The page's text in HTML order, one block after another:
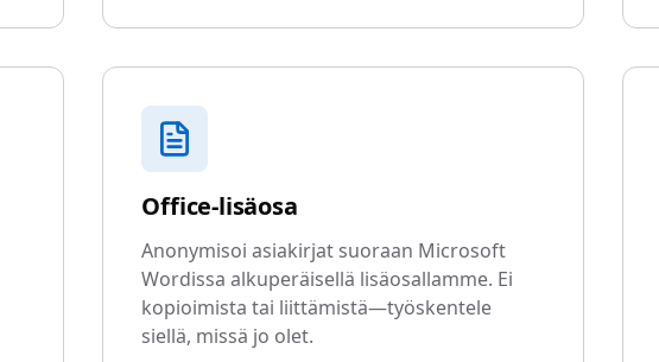
Office-lisäosa
Anonymisoi asiakirjat suoraan Microsoft
Wordissa alkuperäisellä lisäosallamme. Ei
kopioimista tai liittämistä—työskentele
siellä, missä jo olet.